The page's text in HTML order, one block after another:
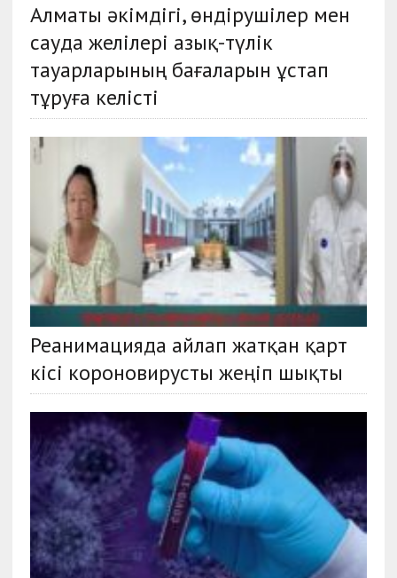
Алматы әкімдігі, өндірушілер мен
сауда желілері азық-түлік
тауарларының бағаларын ұстап
тұруға келісті
Реанимацияда айлап жатқан қарт
кісі короновирусты жеңіп шықты